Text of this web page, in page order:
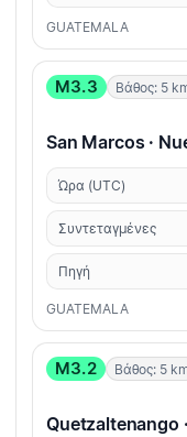
GUATEMALA
M3.3 Βάθος: 5
San Marcos ·
Ώρα (UTC)
Συντεταγμένες
Πηγή
GUATEMALA
M3.2 Βάθος: 5
Quetzaltenango